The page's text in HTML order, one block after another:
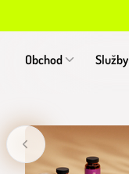
Obchod Služby